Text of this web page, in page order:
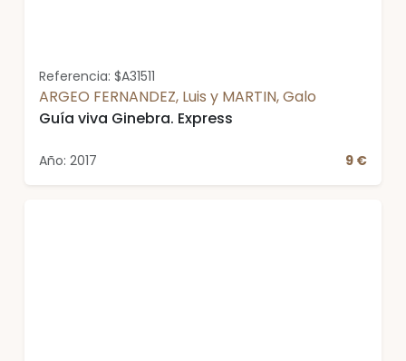
Referencia: $A31511
ARGEO FERNANDEZ, Luis y MARTIN, Galo
Guía viva Ginebra. Express
Año: 2017 9 €